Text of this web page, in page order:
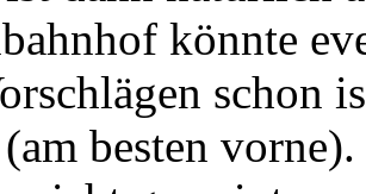
könnte
schon
besten vorne).